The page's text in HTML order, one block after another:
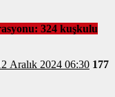
324 kuşkulu
Tarihi: 12 Aralık 2024 06:30 177